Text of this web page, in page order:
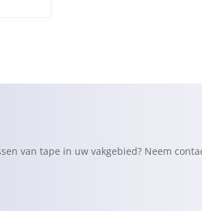
van tape in uw vakgebied? Neem